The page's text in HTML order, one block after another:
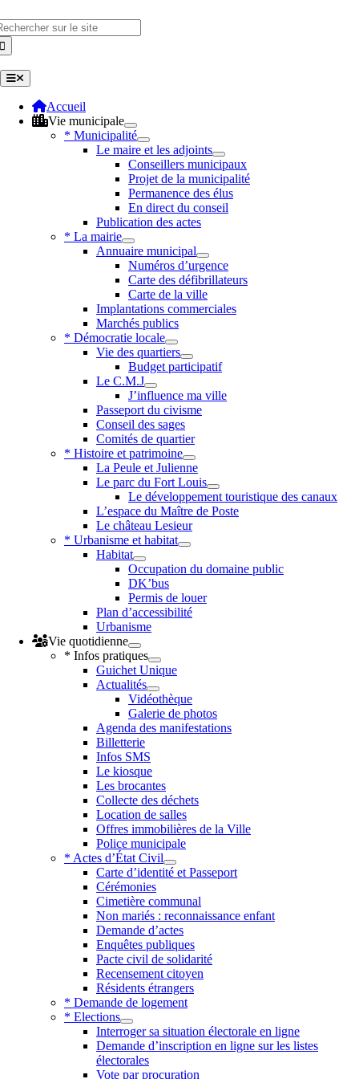
to
content
Toggle
Navigation
Accueil
Vie municipale
* Municipalité
Le maire et les adjoints
Conseillers municipaux
Projet de la municipalité
Permanence des élus
En direct du conseil
Publication des actes
* La mairie
Annuaire municipal
Numéros d’urgence
Carte des défibrillateurs
Carte de la ville
Implantations commerciales
Marchés publics
* Démocratie locale
Vie des quartiers
Budget participatif
Le C.M.J
J’influence ma ville
Passeport du civisme
Conseil des sages
Comités de quartier
* Histoire et patrimoine
La Peule et Julienne
Le parc du Fort Louis
Le développement touristique des canaux
L’espace du Maître de Poste
Le château Lesieur
* Urbanisme et habitat
Habitat
Occupation du domaine public
DK’bus
Permis de louer
Plan d’accessibilité
Urbanisme
Vie quotidienne
* Infos pratiques
Guichet Unique
Actualités
Vidéothèque
Galerie de photos
Agenda des manifestations
Billetterie
Infos SMS
Le kiosque
Les brocantes
Collecte des déchets
Location de salles
Offres immobilières de la Ville
Police municipale
* Actes d’État Civil
Carte d’identité et Passeport
Cérémonies
Cimetière communal
Non mariés : reconnaissance enfant
Demande d’actes
Enquêtes publiques
Pacte civil de solidarité
Recensement citoyen
Résidents étrangers
* Demande de logement
* Elections
Interroger sa situation électorale en ligne
Demande d’inscription en ligne sur les listes
électorales
Vote par procuration